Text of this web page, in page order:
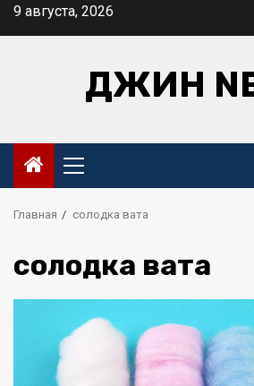
Перейти
9 августа, 2026
ДЖИН
Основное
меню
Главная солодка вата
солодка вата